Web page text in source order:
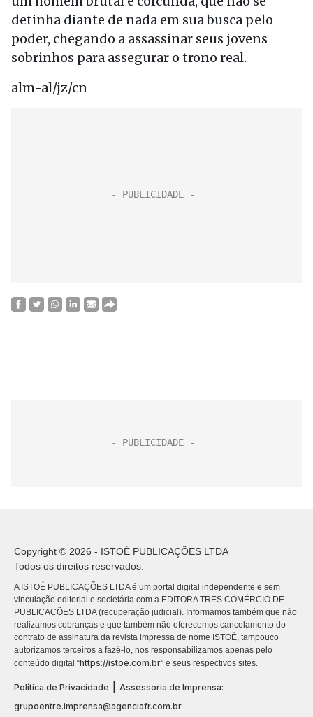
detinha diante de nada em sua busca pelo
poder, chegando a assassinar seus jovens
sobrinhos para assegurar o trono real.
alm-al/jz/cn
Copyright © 2026 - ISTOÉ PUBLICAÇÕES LTDA
Todos os direitos reservados.
A ISTOÉ PUBLICAÇÕES LTDA é um portal digital independente e sem
vinculação editorial e societária com a EDITORA TRES COMÉRCIO DE
PUBLICACÕES LTDA (recuperação judicial). Informamos também que não
realizamos cobranças e que também não oferecemos cancelamento do
contrato de assinatura da revista impressa de nome ISTOÉ, tampouco
autorizamos terceiros a fazê-lo, nos responsabilizamos apenas pelo
conteúdo digital “https://istoe.com.br” e seus respectivos sites.
Política de Privacidade
Assessoria de Imprensa:
grupoentre.imprensa@agenciafr.com.br